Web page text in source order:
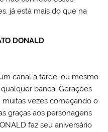
já está mais do que na
DONALD
canal à tarde, ou mesmo
banca. Gerações
vezes começando o
graças aos personagens
faz seu aniversário